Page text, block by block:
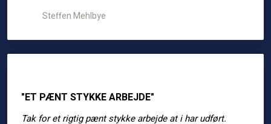
Steffen Mehlbye
"ET PÆNT STYKKE ARBEJDE"
Tak for et rigtig pænt stykke arbejde at i har udført.